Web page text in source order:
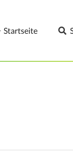
Startseite